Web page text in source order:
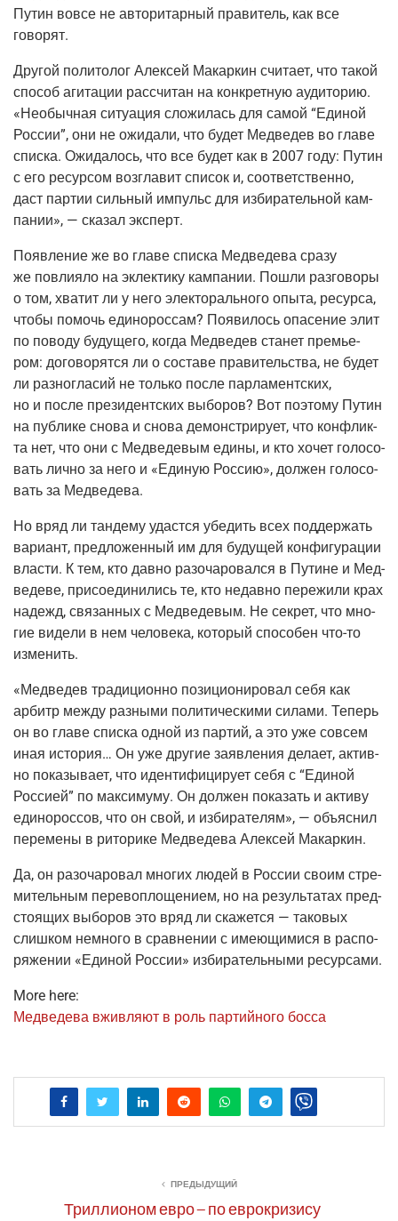
Путин вовсе не авто­ри­тар­ный пра­ви­тель, как все
говорят.
Дру­гой поли­то­лог Алек­сей Макар­кин счи­та­ет, что такой
спо­соб аги­та­ции рас­счи­тан на кон­крет­ную ауди­то­рию.
«Необыч­ная ситу­а­ция сло­жи­лась для самой “Еди­ной
Рос­сии”, они не ожи­да­ли, что будет Мед­ве­дев во гла­ве
спис­ка. Ожи­да­лось, что все будет как в 2007 году: Путин
с его ресур­сом воз­гла­вит спи­сок и, соот­вет­ствен­но,
даст пар­тии силь­ный импульс для изби­ра­тель­ной кам­
па­нии», — ска­зал эксперт.
Появ­ле­ние же во гла­ве спис­ка Мед­ве­де­ва сра­зу
же повли­я­ло на эклек­ти­ку кам­па­нии. Пошли раз­го­во­ры
о том, хва­тит ли у него элек­то­раль­но­го опы­та, ресур­са,
что­бы помочь еди­но­рос­сам? Появи­лось опа­се­ние элит
по пово­ду буду­ще­го, когда Мед­ве­дев ста­нет пре­мье­
ром: дого­во­рят­ся ли о соста­ве пра­ви­тель­ства, не будет
ли раз­но­гла­сий не толь­ко после пар­ла­мент­ских,
но и после пре­зи­дент­ских выбо­ров? Вот поэто­му Путин
на пуб­ли­ке сно­ва и сно­ва демон­стри­ру­ет, что кон­флик­
та нет, что они с Мед­ве­де­вым еди­ны, и кто хочет голо­со­
вать лич­но за него и «Еди­ную Рос­сию», дол­жен голо­со­
вать за Медведева.
Но вряд ли тан­де­му удаст­ся убе­дить всех под­дер­жать
вари­ант, пред­ло­жен­ный им для буду­щей кон­фи­гу­ра­ции
вла­сти. К тем, кто дав­но разо­ча­ро­вал­ся в Путине и Мед­
ве­де­ве, при­со­еди­ни­лись те, кто недав­но пере­жи­ли крах
надежд, свя­зан­ных с Мед­ве­де­вым. Не сек­рет, что мно­
гие виде­ли в нем чело­ве­ка, кото­рый спо­со­бен что-то
изменить.
«Мед­ве­дев тра­ди­ци­он­но пози­ци­о­ни­ро­вал себя как
арбитр меж­ду раз­ны­ми поли­ти­че­ски­ми сила­ми. Теперь
он во гла­ве спис­ка одной из пар­тий, а это уже совсем
иная исто­рия… Он уже дру­гие заяв­ле­ния дела­ет, актив­
но пока­зы­ва­ет, что иден­ти­фи­ци­ру­ет себя с “Еди­ной
Рос­си­ей” по мак­си­му­му. Он дол­жен пока­зать и акти­ву
еди­но­рос­сов, что он свой, и изби­ра­те­лям», — объ­яс­нил
пере­ме­ны в рито­ри­ке Мед­ве­де­ва Алек­сей Макаркин.
Да, он разо­ча­ро­вал мно­гих людей в Рос­сии сво­им стре­
ми­тель­ным пере­во­пло­ще­ни­ем, но на резуль­та­тах пред­
сто­я­щих выбо­ров это вряд ли ска­жет­ся — тако­вых
слиш­ком немно­го в срав­не­нии с име­ю­щи­ми­ся в рас­по­
ря­же­нии «Еди­ной Рос­сии» изби­ра­тель­ны­ми ресурсами.
More here:
Мед­ве­де­ва вжив­ля­ют в роль пар­тий­но­го босса
ПРЕДЫДУЩИЙ
Триллионом евро – по еврокризису